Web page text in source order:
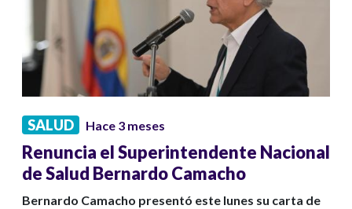
SALUD Hace 3 meses
Renuncia el Superintendente Nacional
de Salud Bernardo Camacho
Bernardo Camacho presentó este lunes su carta de